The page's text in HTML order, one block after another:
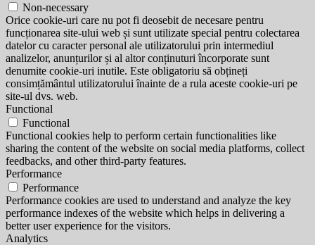
Non-necessary
Orice cookie-uri care nu pot fi deosebit de necesare pentru
funcționarea site-ului web și sunt utilizate special pentru colectarea
datelor cu caracter personal ale utilizatorului prin intermediul
analizelor, anunțurilor și al altor conținuturi încorporate sunt
denumite cookie-uri inutile. Este obligatoriu să obțineți
consimțământul utilizatorului înainte de a rula aceste cookie-uri pe
site-ul dvs. web.
Functional
Functional
Functional cookies help to perform certain functionalities like
sharing the content of the website on social media platforms, collect
feedbacks, and other third-party features.
Performance
Performance
Performance cookies are used to understand and analyze the key
performance indexes of the website which helps in delivering a
better user experience for the visitors.
Analytics